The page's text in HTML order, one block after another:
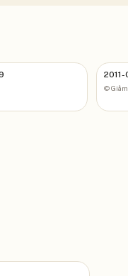
©Giåm